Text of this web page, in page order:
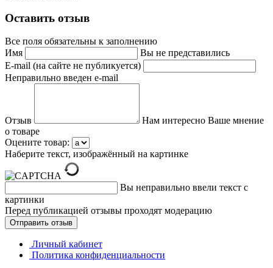
Оставить отзыв
Все поля обязательны к заполнению
Имя
Вы не представились
E-mail (на сайте не публикуется)
Неправильно введен e-mail
Отзыв
Нам интересно Ваше мнение
о товаре
Оцените товар:
Наберите текст, изображённый на картинке
Вы неправильно ввели текст с
картинки
Перед публикацией отзывы проходят модерацию
Личный кабинет
Политика конфиденциальности